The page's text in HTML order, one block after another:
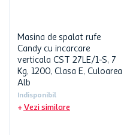
Masina de spalat rufe
Candy cu incarcare
verticala CST 27LE/1-S, 7
Kg, 1200, Clasa E, Culoarea
Alb
Indisponibil
Vezi similare